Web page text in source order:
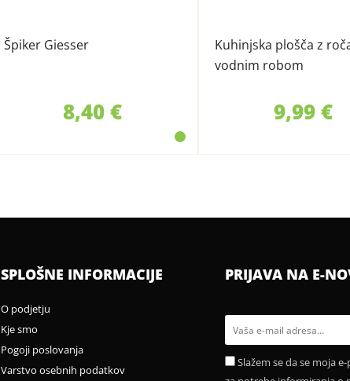
Špiker Giesser
8,40 €
Kuhinjska plošča z
vodnim robom
9,99 €
SPLOŠNE INFORMACIJE
O podjetju
Kje smo
Pogoji poslovanja
Varstvo osebnih podatkov
PRIJAVA NA E-
Slažem se da se moja